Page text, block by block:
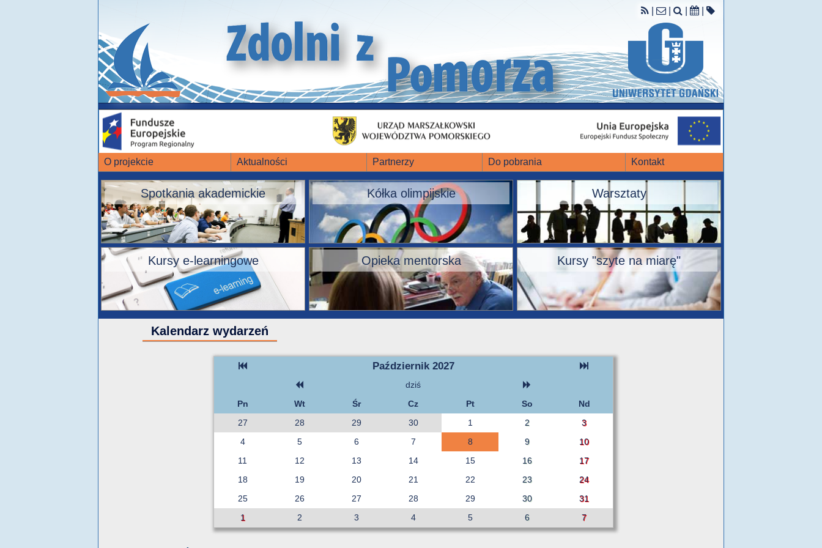
O projekcie Aktualności Partnerzy Do pobrania Kontakt
Spotkania akademickie Kółka olimpijskie Warsztaty
Kursy e-learningowe Opieka mentorska Kursy "szyte na miarę"
Kalendarz wydarzeń
Październik 2027
dziś
Pn
Wt Śr Cz Pt So
Nd
27
28 29 30 1 2
3
4
5 6 7 8 9
10
11
12 13 14 15 16
17
18
19 20 21 22 23
24
25
26 27 28 29 30
31
1
2 3 4 5 6 7